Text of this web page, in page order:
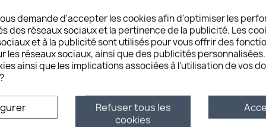
Vous aimerez aussi
demande d'accepter les cookies afin d'optimiser les
des réseaux sociaux et la pertinence de la publicité. Les
et à la publicité sont utilisés pour vous offrir des
les réseaux sociaux, ainsi que des publicités
ainsi que les implications associées à l'utilisation de vos
Refuser tous les
cookies